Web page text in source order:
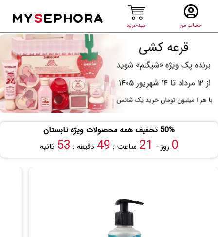
حساب من سبدخرید
MYSEPHORA
50% تخفیف همه محصولات ویژه تابستان
0 روز - 21 ساعت : 49 دقیقه : 53 ثانیه